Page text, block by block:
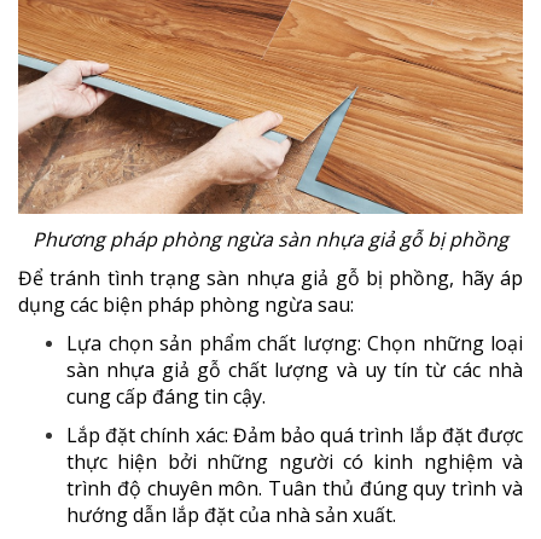
Phương pháp phòng ngừa sàn nhựa giả gỗ bị phồng
Để tránh tình trạng sàn nhựa giả gỗ bị phồng, hãy áp
dụng các biện pháp phòng ngừa sau:
Lựa chọn sản phẩm chất lượng: Chọn những loại
sàn nhựa giả gỗ chất lượng và uy tín từ các nhà
cung cấp đáng tin cậy.
Lắp đặt chính xác: Đảm bảo quá trình lắp đặt được
thực hiện bởi những người có kinh nghiệm và
trình độ chuyên môn. Tuân thủ đúng quy trình và
hướng dẫn lắp đặt của nhà sản xuất.